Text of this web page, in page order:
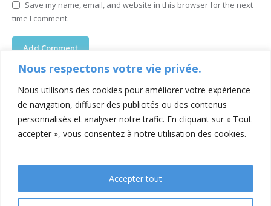
Nous respectons votre vie privée.
Nous utilisons des cookies pour améliorer votre expérience
de navigation, diffuser des publicités ou des contenus
personnalisés et analyser notre trafic. En cliquant sur « Tout
accepter », vous consentez à notre utilisation des cookies.
Accepter tout
Save my name, email, and website in this browser for the next
time I comment.
Mentions légales
Conditions générales de ventes